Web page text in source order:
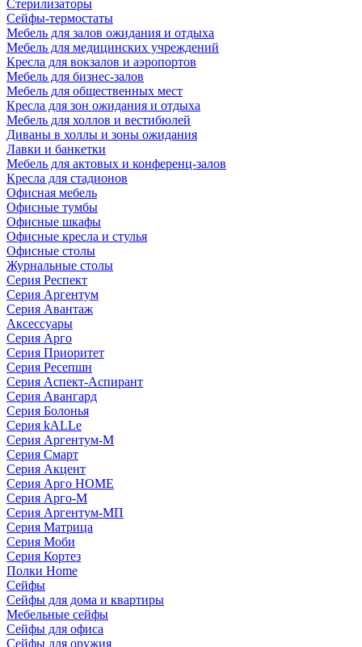
Стерилизаторы
Сейфы-термостаты
Мебель для залов ожидания и отдыха
Мебель для медицинских учреждений
Кресла для вокзалов и аэропортов
Мебель для бизнес-залов
Мебель для общественных мест
Кресла для зон ожидания и отдыха
Мебель для холлов и вестибюлей
Диваны в холлы и зоны ожидания
Лавки и банкетки
Мебель для актовых и конференц-залов
Кресла для стадионов
Офисная мебель
Офисные тумбы
Офисные шкафы
Офисные кресла и стулья
Офисные столы
Журнальные столы
Серия Респект
Серия Аргентум
Серия Авантаж
Аксессуары
Серия Арго
Серия Приоритет
Серия Ресепшн
Серия Аспект-Аспирант
Серия Авангард
Серия Болонья
Серия kALLe
Серия Аргентум-М
Серия Смарт
Серия Акцент
Серия Арго HOME
Серия Арго-М
Серия Аргентум-МП
Серия Матрица
Серия Моби
Серия Кортез
Полки Home
Сейфы
Сейфы для дома и квартиры
Мебельные сейфы
Сейфы для офиса
Сейфы для оружия